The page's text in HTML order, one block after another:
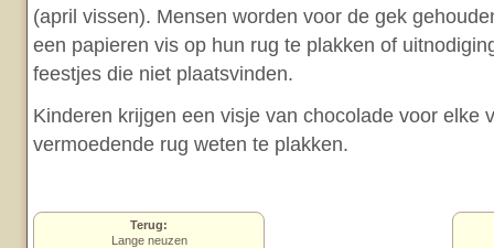
(april vissen). Mensen worden voor de gek
een papieren vis op hun rug te plakken of
feestjes die niet plaatsvinden.
Kinderen krijgen een visje van chocolade voor elke
vermoedende rug weten te plakken.
Terug:
Lange neuzen